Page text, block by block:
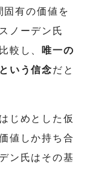
有の価値を
ノーデン氏
較し、唯一の
いう信念だと
じめとした仮
値しか持ち合
ン氏はその基